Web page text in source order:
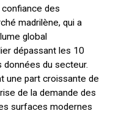
des
madrilène, qui a
global
dépassant les 10
données du secteur.
une part croissante de
de la demande des
surfaces modernes